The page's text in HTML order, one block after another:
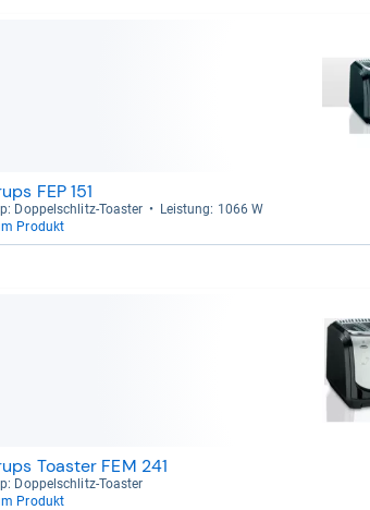
FEP 151
Dop­pel­schlitz-​Toas­ter
Leis­tung: 1066 W
Produkt
Toaster FEM 241
Dop­pel­schlitz-​Toas­ter
Produkt